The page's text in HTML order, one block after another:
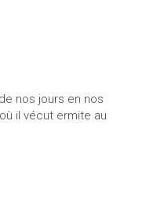
nos jours en nos
il vécut ermite au